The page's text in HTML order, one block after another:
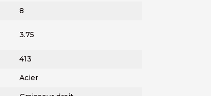
8
3.75
413
Acier